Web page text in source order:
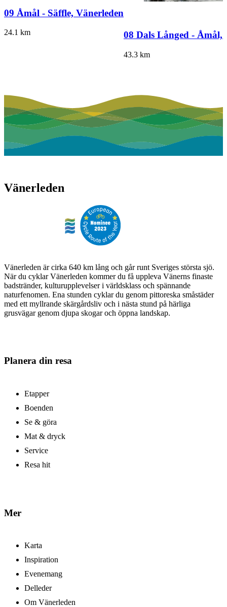
09 Åmål - Säffle, Vänerleden
24.1 km 08 Dals Långed - Åmål,
43.3 km
Vänerleden
Vänerleden är cirka 640 km lång och går runt Sveriges största sjö.
När du cyklar Vänerleden kommer du få uppleva Vänerns finaste
badstränder, kulturupplevelser i världsklass och spännande
naturfenomen. Ena stunden cyklar du genom pittoreska småstäder
med ett myllrande skärgårdsliv och i nästa stund på härliga
grusvägar genom djupa skogar och öppna landskap.
Planera din resa
Etapper
Boenden
Se & göra
Mat & dryck
Service
Resa hit
Mer
Karta
Inspiration
Evenemang
Delleder
Om Vänerleden